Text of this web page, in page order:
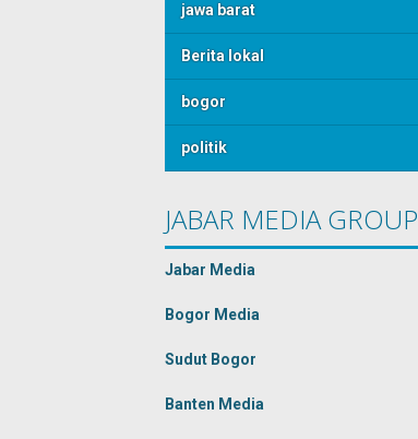
jawa barat
Berita lokal
bogor
politik
JABAR MEDIA GROUP
Jabar Media
Bogor Media
Sudut Bogor
Banten Media